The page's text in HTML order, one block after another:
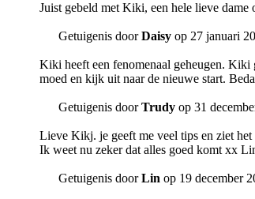
Juist gebeld met Kiki, een hele lieve
Getuigenis doorDaisy op 27 januari
Kiki heeft een fenomenaal geheugen. Kiki
moed en kijk uit naar de nieuwe start.
Getuigenis doorTrudy op 31
Lieve Kikj. je geeft me veel tips en ziet het
Ik weet nu zeker dat alles goed komt xx
Getuigenis doorLin op 19 december